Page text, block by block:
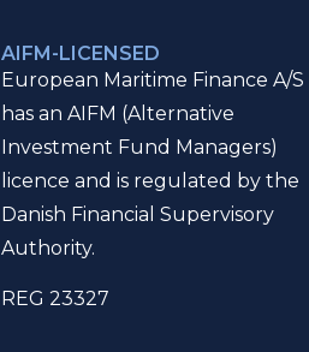
AIFM-LICENSED
European Maritime Finance A/S
has an AIFM (Alternative
Investment Fund Managers)
licence and is regulated by the
Danish Financial Supervisory
Authority.
REG 23327